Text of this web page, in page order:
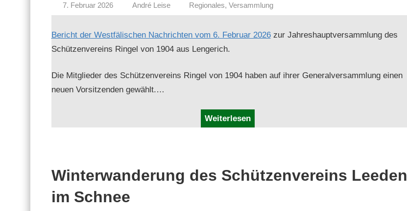
7. Februar 2026 André Leise Regionales, Versammlung
Bericht der West­fälis­chen Nachricht­en vom 6. Feb­ru­ar 2026zur Jahre­shauptver­samm­lung des
Schützen­vere­ins Ringel von 1904 aus Lengerich.
Die Mit­glieder des Schützen­vere­ins Ringel von 1904 haben auf ihrer Gen­er­alver­samm­lung einen
neuen Vor­sitzen­den gewählt.…
Weiterlesen
Winterwanderung des Schützenvereins Leeden
im Schnee